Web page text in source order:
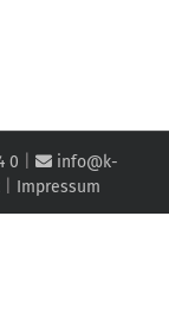
0
info@k-
| Impressum